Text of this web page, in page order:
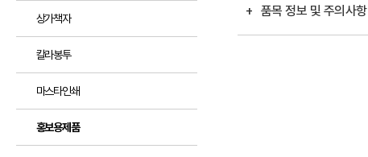
상가책자
칼라봉투
마스타인쇄
홍보용제품
+ 품목 정보 및 주의사항